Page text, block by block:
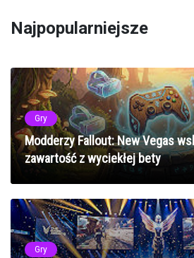
Najpopularniejsze
Gry
Modderzy Fallout: New Vegas
zawartość z wyciekłej bety
Gry